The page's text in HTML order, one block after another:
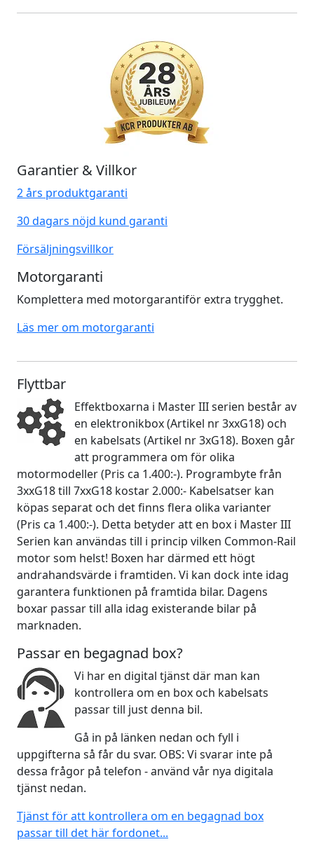
Garantier & Villkor
2 års produktgaranti
30 dagars nöjd kund garanti
Försäljningsvillkor
Motorgaranti
Komplettera med motorgarantiför extra trygghet.
Läs mer om motorgaranti
Flyttbar
Effektboxarna i Master III serien består av
en elektronikbox (Artikel nr 3xxG18) och
en kabelsats (Artikel nr 3xG18). Boxen går
att programmera om för olika
motormodeller (Pris ca 1.400:-). Programbyte från
3xxG18 till 7xxG18 kostar 2.000:- Kabelsatser kan
köpas separat och det finns flera olika varianter
(Pris ca 1.400:-). Detta betyder att en box i Master III
Serien kan användas till i princip vilken Common-Rail
motor som helst! Boxen har därmed ett högt
andrahandsvärde i framtiden. Vi kan dock inte idag
garantera funktionen på framtida bilar. Dagens
boxar passar till alla idag existerande bilar på
marknaden.
Passar en begagnad box?
Vi har en digital tjänst där man kan
kontrollera om en box och kabelsats
passar till just denna bil.
Gå in på länken nedan och fyll i
uppgifterna så får du svar. OBS: Vi svarar inte på
dessa frågor på telefon - använd vår nya digitala
tjänst nedan.
Tjänst för att kontrollera om en begagnad box
passar till det här fordonet...